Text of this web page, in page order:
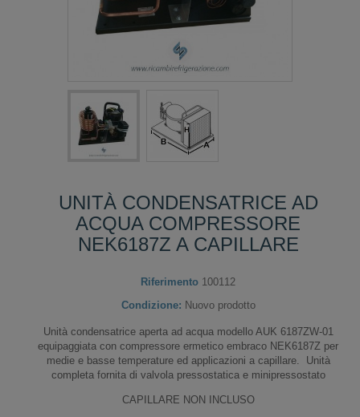
UNITÀ CONDENSATRICE AD
ACQUA COMPRESSORE
NEK6187Z A CAPILLARE
Riferimento 100112
Condizione: Nuovo prodotto
Unità condensatrice aperta ad acqua modello AUK 6187ZW-01
equipaggiata con compressore ermetico embraco NEK6187Z per
medie e basse temperature ed applicazioni a capillare. Unità
completa fornita di valvola pressostatica e minipressostato
CAPILLARE NON INCLUSO